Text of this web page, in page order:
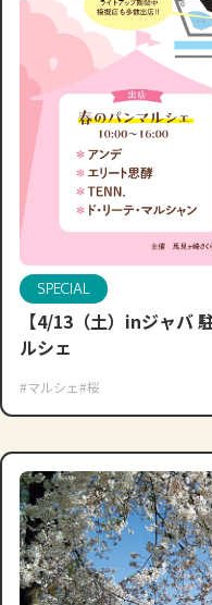
SPECIAL
【4/13（土）inジャバ
ルシェ
#マルシェ#桜